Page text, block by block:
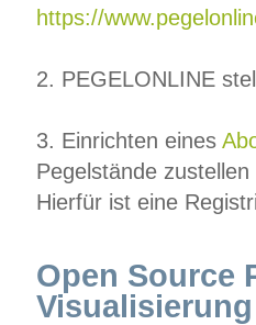
https://
2. PEGELONLINE
3. Einrichten eines
Pegelstände
Hierfür ist eine
Open Source
Visualisierung